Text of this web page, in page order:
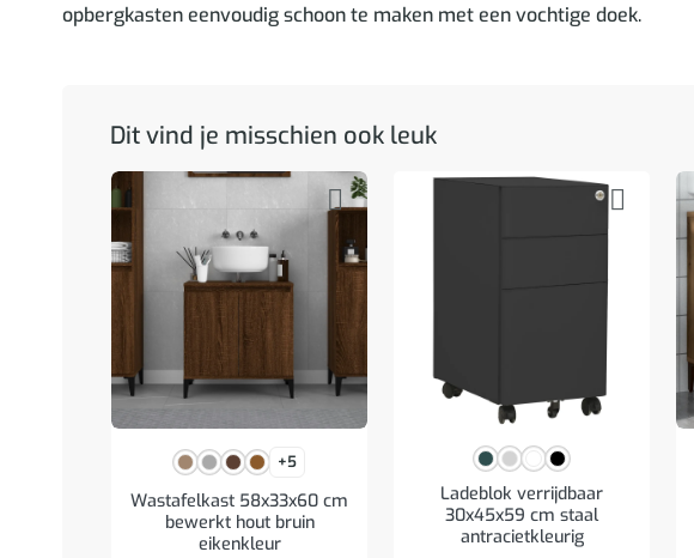
opbergkasten eenvoudig schoon te maken met een vochtige doek.
Dit vind je misschien ook leuk
+5
Wastafelkast 58x33x60 cm
bewerkt hout bruin
eikenkleur
Ladeblok verrijdbaar
30x45x59 cm staal
antracietkleurig